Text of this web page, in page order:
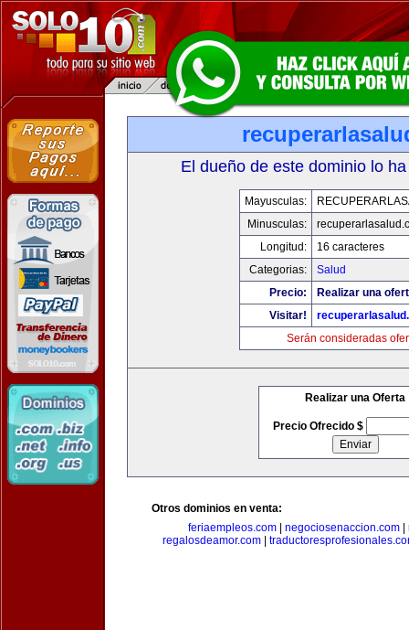
El dueño de este dominio lo
Mayusculas:
Minusculas:
Longitud:
16 caracteres
Categorias:
Salud
Precio:
Realizar una
Visitar!
Serán consideradas
Realizar una Oferta
Precio Ofrecido $
Otros dominios en venta:
feriaempleos.com
negociosenaccion.com
regalosdeamor.com